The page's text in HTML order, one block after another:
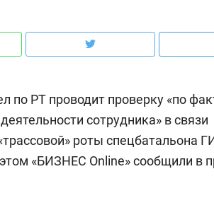
по РТ проводит проверку «по
сотрудника» в связи
роты спецбатальона
«БИЗНЕС Online» сообщили в